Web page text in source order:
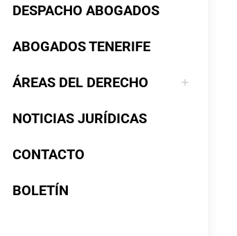
DESPACHO ABOGADOS
ABOGADOS TENERIFE
ÁREAS DEL DERECHO
NOTICIAS JURÍDICAS
CONTACTO
BOLETÍN